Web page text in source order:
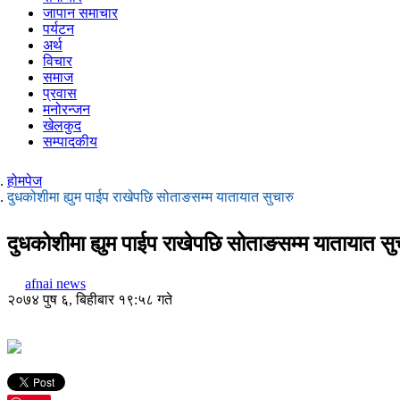
जापान समाचार
पर्यटन
अर्थ
विचार
समाज
प्रवास
मनोरन्जन
खेलकुद
सम्पादकीय
होमपेज
दुधकोशीमा ह्युम पाईप राखेपछि सोताङसम्म यातायात सुचारु
दुधकोशीमा ह्युम पाईप राखेपछि सोताङसम्म यातायात
afnai news
२०७४ पुष ६, बिहीबार १९:५८ गते